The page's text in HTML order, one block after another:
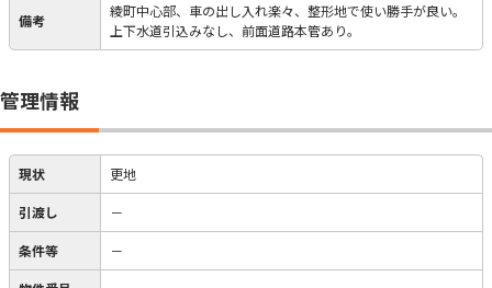
備考
綾町中心部、車の出し入れ楽々、整形地で使い勝手が良い。
上下水道引込みなし、前面道路本管あり。
管理情報
現状 更地
引渡し －
条件等 －